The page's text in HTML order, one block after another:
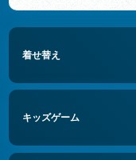
着せ替え
キッズゲーム